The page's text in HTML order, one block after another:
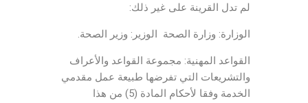
لم تدل القرينة على غير ذلك:
الوزارة: وزارة الصحة الوزير: وزير الصحة.
القواعد المهنية: مجموعة القواعد والأعراف
والتشريعات التي تفرضها طبيعة عمل مقدمي
الخدمة وفقا لأحكام المادة (5) من هذا